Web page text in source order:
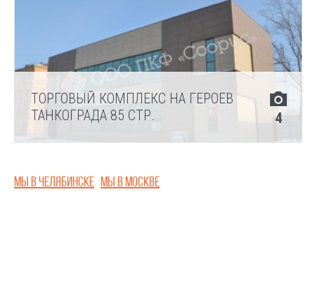
4
ТОРГОВЫЙ КОМПЛЕКС НА ГЕРОЕВ
ТАНКОГРАДА 85 СТР.
Мы в Челябинске Мы в Москве